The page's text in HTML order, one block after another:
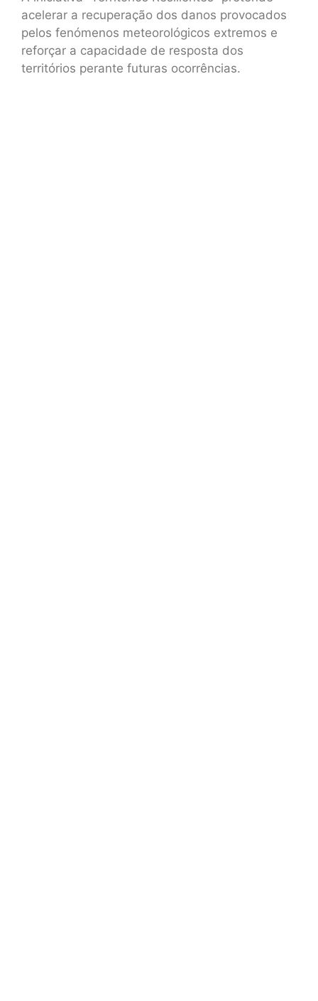
acelerar a recuperação dos danos provocados
pelos fenómenos meteorológicos extremos e
reforçar a capacidade de resposta dos
territórios perante futuras ocorrências.